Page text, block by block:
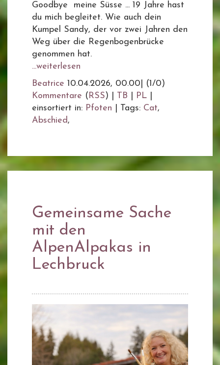
Goodbye meine Süsse ... 19 Jahre hast
du mich begleitet. Wie auch dein
Kumpel Sandy, der vor zwei Jahren den
Weg über die Regenbogenbrücke
genommen hat.
...weiterlesen
Beatrice 10.04.2026, 00.00
(1/0)
Kommentare ( RSS) | TB PL
einsortiert in: Pfoten Tags: Cat,
Abschied,
Gemeinsame Sache
mit den
AlpenAlpakas in
Lechbruck